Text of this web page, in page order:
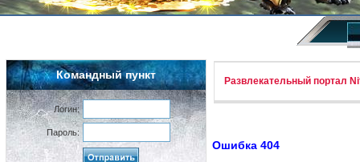
Командный пункт
Логин:
Пароль:
Развлекательный портал
Ошибка 404